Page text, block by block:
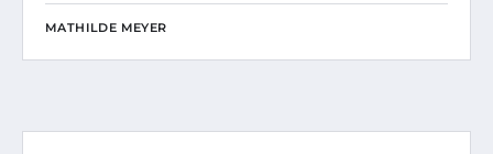
MATHILDE MEYER